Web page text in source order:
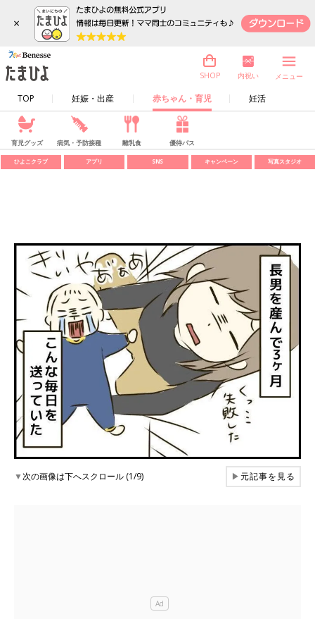
×
TOP 妊娠・出産 赤ちゃん・育児 妊活
SHOP 内祝い メニュー
育児グッズ 病気・予防接種 離乳食 優待パス
ひよこクラブ アプリ SNS キャンペーン 写真スタジオ
▼次の画像は下へスクロール (1/9) ▶元記事を見る